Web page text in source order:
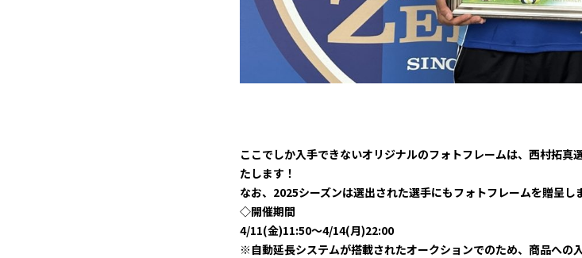
ここでしか入手できないオリジナルのフォトフレームは、西村拓
たします！
なお、2025シーズンは選出された選手にもフォトフレームを贈呈し
◇開催期間
4/11(金)11:50〜4/14(月)22:00
※自動延長システムが搭載されたオークションでのため、商品への